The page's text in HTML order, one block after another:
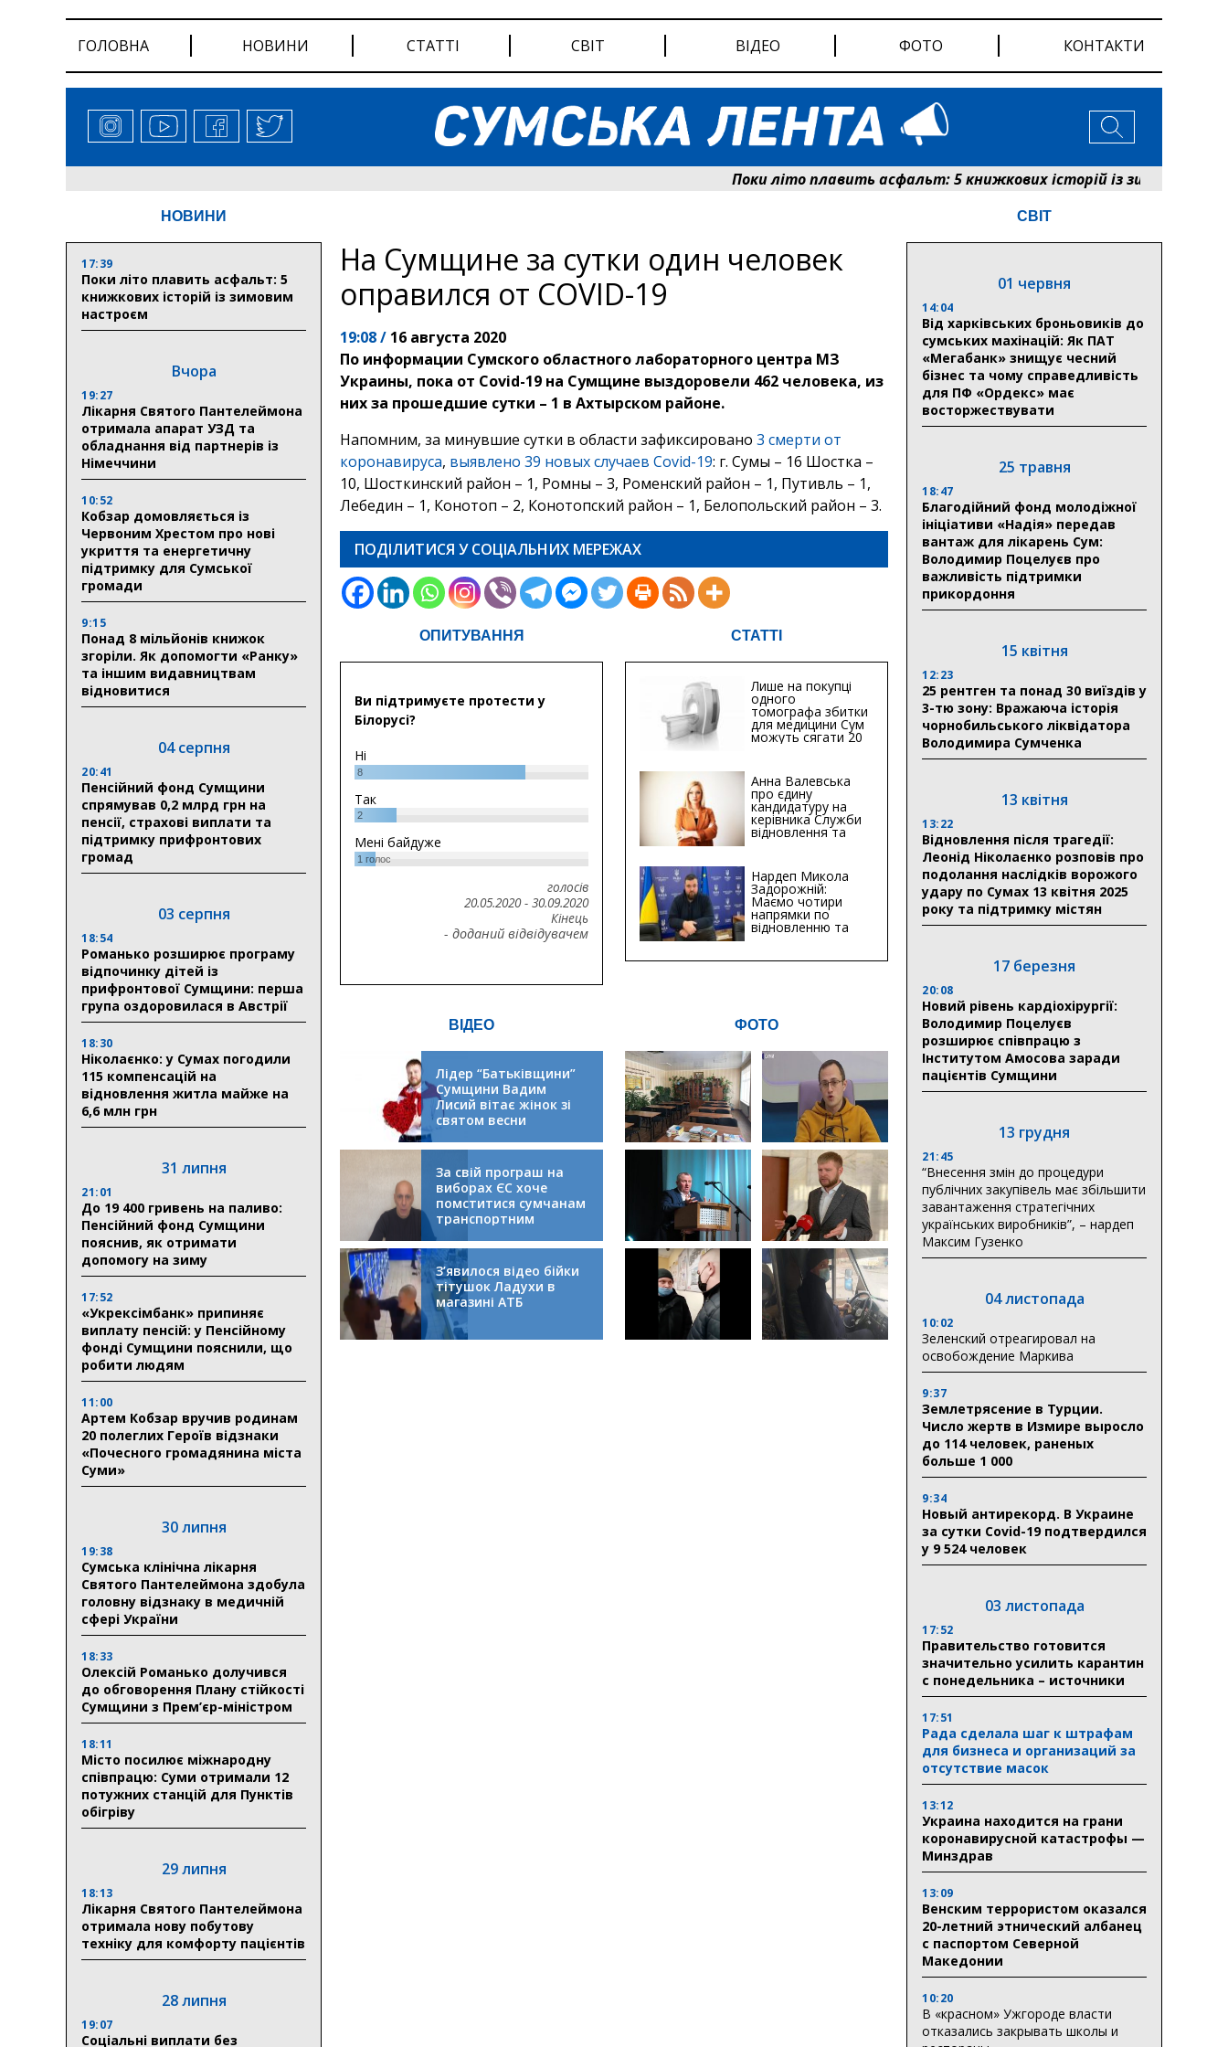
ГОЛОВНА НОВИНИ СТАТТІ СВІТ ВІДЕО ФОТО КОНТАКТИ
Поки літо плавить асфальт: 5 книжкових історій із зимовим
НОВИНИ
17:39
Поки літо плавить асфальт: 5
книжкових історій із зимовим
настроєм
Вчора
19:27
Лікарня Святого Пантелеймона
отримала апарат УЗД та
обладнання від партнерів із
Німеччини
10:52
Кобзар домовляється із
Червоним Хрестом про нові
укриття та енергетичну
підтримку для Сумської
громади
9:15
Понад 8 мільйонів книжок
згоріли. Як допомогти «Ранку»
та іншим видавництвам
відновитися
04 серпня
20:41
Пенсійний фонд Сумщини
спрямував 0,2 млрд грн на
пенсії, страхові виплати та
підтримку прифронтових
громад
03 серпня
18:54
Романько розширює програму
відпочинку дітей із
прифронтової Сумщини: перша
група оздоровилася в Австрії
18:30
Ніколаєнко: у Сумах погодили
115 компенсацій на
відновлення житла майже на
6,6 млн грн
31 липня
21:01
До 19 400 гривень на паливо:
Пенсійний фонд Сумщини
пояснив, як отримати
допомогу на зиму
17:52
«Укрексімбанк» припиняє
виплату пенсій: у Пенсійному
фонді Сумщини пояснили, що
робити людям
11:00
Артем Кобзар вручив родинам
20 полеглих Героїв відзнаки
«Почесного громадянина міста
Суми»
30 липня
19:38
Сумська клінічна лікарня
Святого Пантелеймона здобула
головну відзнаку в медичній
сфері України
18:33
Олексій Романько долучився
до обговорення Плану стійкості
Сумщини з Прем’єр-міністром
18:11
Місто посилює міжнародну
співпрацю: Суми отримали 12
потужних станцій для Пунктів
обігріву
29 липня
18:13
Лікарня Святого Пантелеймона
отримала нову побутову
техніку для комфорту пацієнтів
28 липня
19:07
Соціальні виплати без
На Сумщине за сутки один человек
оправился от COVID-19
19:08 / 16 августа 2020
По информации Сумского областного лабораторного центра МЗ
Украины, пока от Covid-19 на Сумщине выздоровели 462 человека, из
них за прошедшие сутки – 1 в Ахтырском районе.
Напомним, за минувшие сутки в области зафиксировано 3 смерти от
коронавируса, выявлено 39 новых случаев Covid-19: г. Сумы – 16 Шостка –
10, Шосткинский район – 1, Ромны – 3, Роменский район – 1, Путивль – 1,
Лебедин – 1, Конотоп – 2, Конотопский район – 1, Белопольский район – 3.
ПОДІЛИТИСЯ У СОЦІАЛЬНИХ МЕРЕЖАХ
ОПИТУВАННЯ
Ви підтримуєте протести у
Білорусі?
Ні
8
Так
2
Мені байдуже
1голос
голосів
20.05.2020- 30.09.2020
Кінець
- доданий відвідувачем
СТАТТІ
Лише на покупці
одного
томографа збитки
для медицини Сум
можуть сягати 20
мільйонів гривень
Анна Валевська
про єдину
кандидатуру на
керівника Служби
відновлення та
інфраструктури у
Хіба...
Нардеп Микола
Задорожній:
Маємо чотири
напрямки по
відновленню та
будівництву
інфраструктури
ВІДЕО
Лідер “Батьківщини”
Сумщини Вадим
Лисий вітає жінок зі
святом весни
За свій програш на
виборах ЄС хоче
помститися сумчанам
транспортним
колапсом
З’явилося відео бійки
тітушок Ладухи в
магазині АТБ
ФОТО
СВІТ
01 червня
14:04
Від харківських броньовиків до
сумських махінацій: Як ПАТ
«Мегабанк» знищує чесний
бізнес та чому справедливість
для ПФ «Ордекс» має
восторжествувати
25 травня
18:47
Благодійний фонд молодіжної
ініціативи «Надія» передав
вантаж для лікарень Сум:
Володимир Поцелуєв про
важливість підтримки
прикордоння
15 квітня
12:23
25 рентген та понад 30 виїздів у
3-тю зону: Вражаюча історія
чорнобильського ліквідатора
Володимира Сумченка
13 квітня
13:22
Відновлення після трагедії:
Леонід Ніколаєнко розповів про
подолання наслідків ворожого
удару по Сумах 13 квітня 2025
року та підтримку містян
17 березня
20:08
Новий рівень кардіохірургії:
Володимир Поцелуєв
розширює співпрацю з
Інститутом Амосова заради
пацієнтів Сумщини
13 грудня
21:45
“Внесення змін до процедури
публічних закупівель має збільшити
завантаження стратегічних
українських виробників”, – нардеп
Максим Гузенко
04 листопада
10:02
Зеленский отреагировал на
освобождение Маркива
9:37
Землетрясение в Турции.
Число жертв в Измире выросло
до 114 человек, раненых
больше 1 000
9:34
Новый антирекорд. В Украине
за сутки Covid-19 подтвердился
у 9 524 человек
03 листопада
17:52
Правительство готовится
значительно усилить карантин
с понедельника – источники
17:51
Рада сделала шаг к штрафам
для бизнеса и организаций за
отсутствие масок
13:12
Украина находится на грани
коронавирусной катастрофы —
Минздрав
13:09
Венским террористом оказался
20-летний этнический албанец
с паспортом Северной
Македонии
10:20
В «красном» Ужгороде власти
отказались закрывать школы и